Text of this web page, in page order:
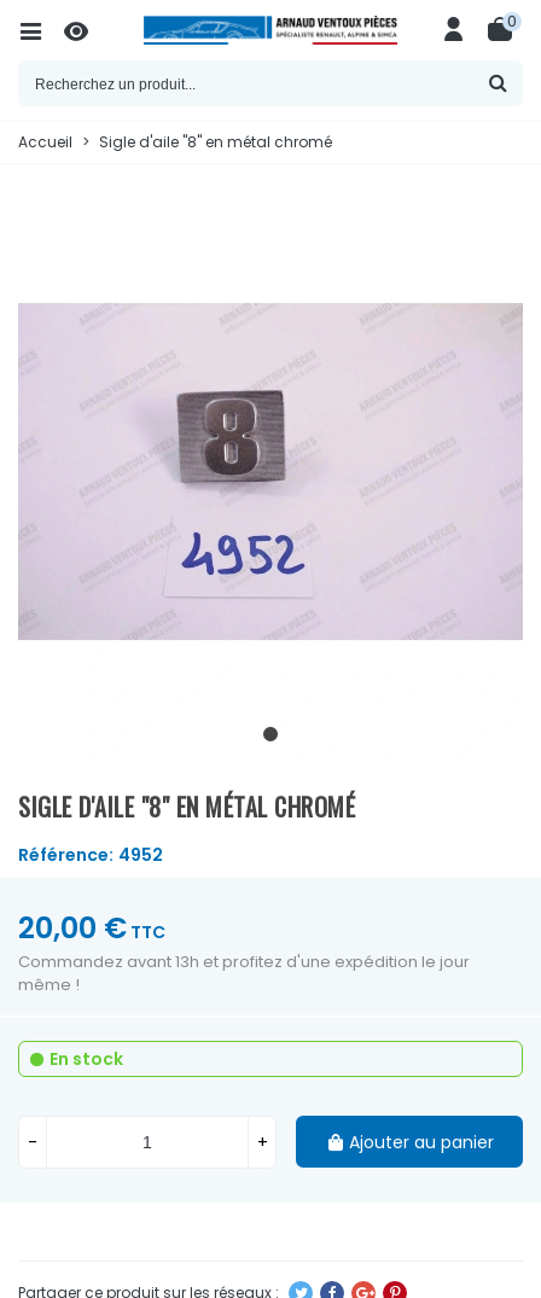
0
Accueil > Sigle d'aile "8" en métal chromé
SIGLE D'AILE "8" EN MÉTAL CHROMÉ
Référence: 4952
20,00 € TTC
Commandez avant 13h et profitez d'une expédition le jour
même !
En stock
- + Ajouter au panier